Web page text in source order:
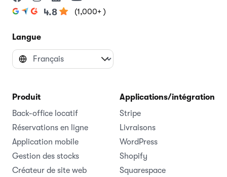
4.8 (1,000+ )
Langue
Produit
Back-office locatif
Réservations en ligne
Application mobile
Gestion des stocks
Créateur de site web
Applications/intégrations
Stripe
Livraisons
WordPress
Shopify
Squarespace